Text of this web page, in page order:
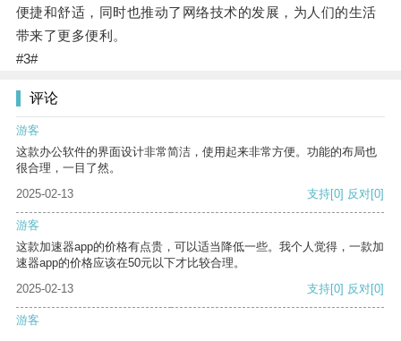
便捷和舒适，同时也推动了网络技术的发展，为人们的生活
带来了更多便利。
#3#
评论
游客
这款办公软件的界面设计非常简洁，使用起来非常方便。功能的布局也
很合理，一目了然。
2025-02-13
支持[0] 反对[0]
游客
这款加速器app的价格有点贵，可以适当降低一些。我个人觉得，一款加
速器app的价格应该在50元以下才比较合理。
2025-02-13
支持[0] 反对[0]
游客